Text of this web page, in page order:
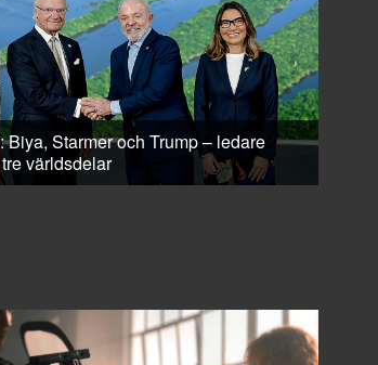
Biya, Starmer och Trump – ledare
världsdelar